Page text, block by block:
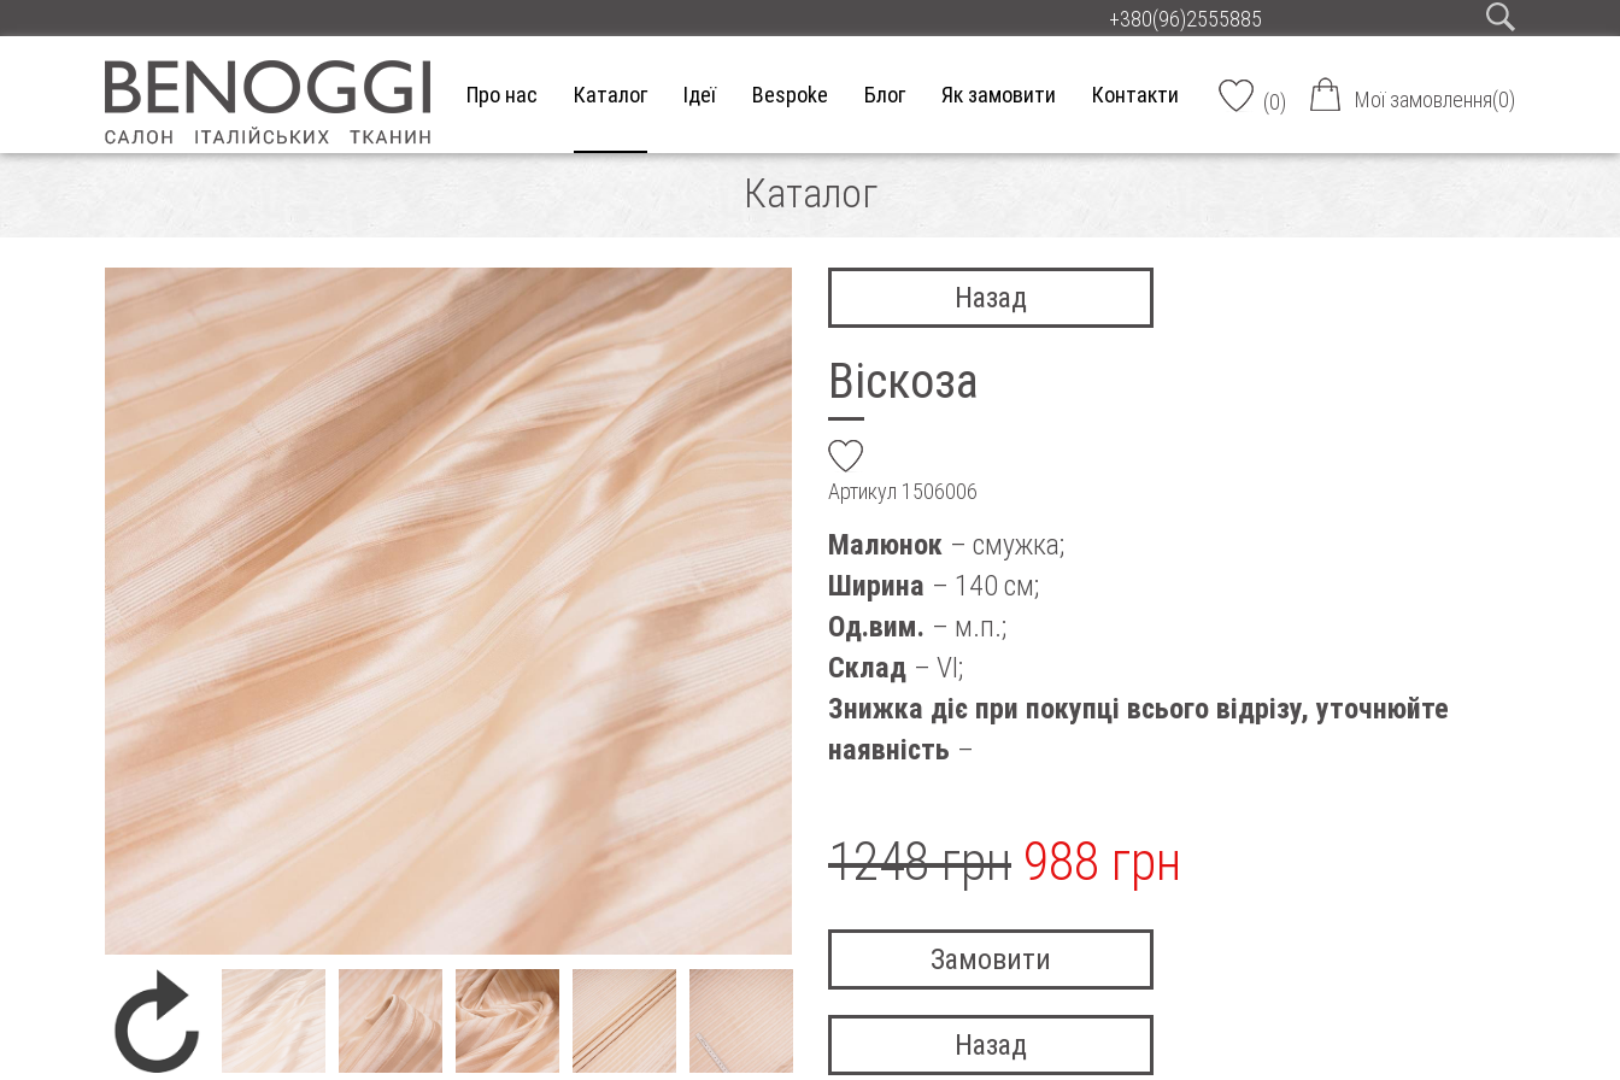
+380(96)2555885
Про нас Каталог Ідеї Bespoke Блог Як замовити Контакти (0) Мої замовлення(0)
Каталог
Назад
Віскоза
Артикул 1506006
Малюнок – смужка;
Ширина – 140 см;
Од.вим. – м.п.;
Склад – VI;
Знижка діє при покупці всього відрізу, уточнюйте
наявність –
1248 грн 988 грн
Замовити
Назад